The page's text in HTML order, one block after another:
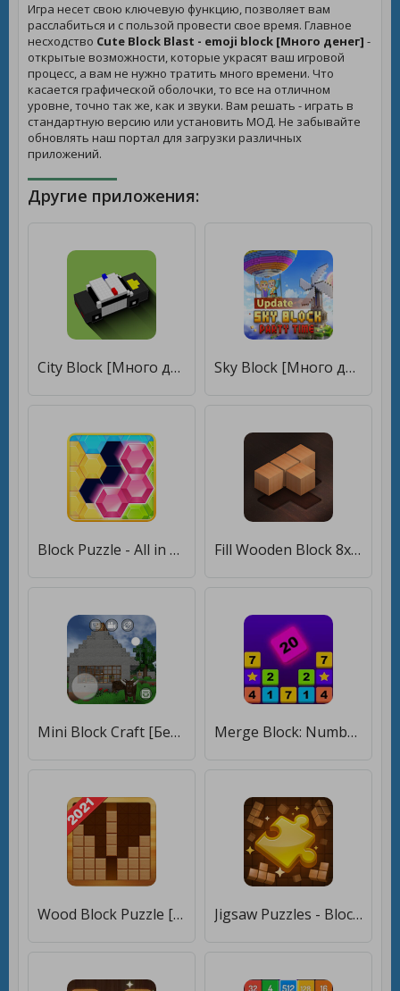
Игра несет свою ключевую функцию, позволяет вам
расслабиться и с пользой провести свое время. Главное
несходство Cute Block Blast - emoji block [Много денег] -
открытые возможности, которые украсят ваш игровой
процесс, а вам не нужно тратить много времени. Что
касается графической оболочки, то все на отличном
уровне, точно так же, как и звуки. Вам решать - играть в
стандартную версию или установить МОД. Не забывайте
обновлять наш портал для загрузки различных
приложений.
Другие приложения:
City Block [Много денег] Sky Block [Много денег]
Block Puzzle - All in one [Бесплатные покупки] Fill Wooden Block 8x8: Wood Block Puzzle Classic [Много денег]
Mini Block Craft [Бесплатные покупки] Merge Block: Number Puzzle Fun [Много денег]
Wood Block Puzzle [Бесплатные покупки] Jigsaw Puzzles - Block Puzzle (Tow in one) [Мод меню]